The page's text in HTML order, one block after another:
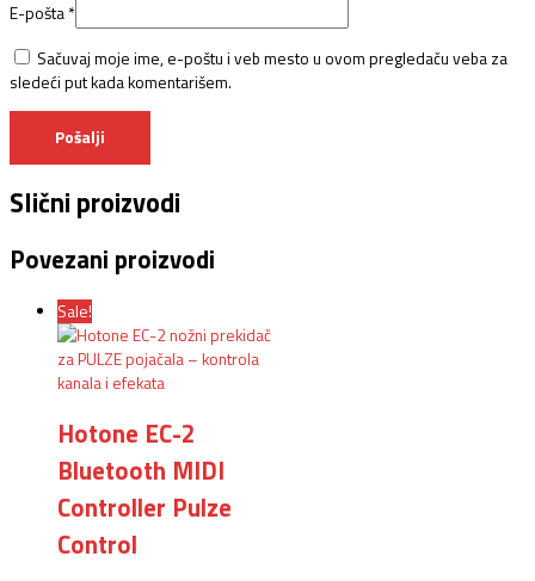
E-pošta *
Sačuvaj moje ime, e-poštu i veb mesto u ovom pregledaču veba za
sledeći put kada komentarišem.
Slični proizvodi
Povezani proizvodi
Sale!
Hotone EC-2
Bluetooth MIDI
Controller Pulze
Control